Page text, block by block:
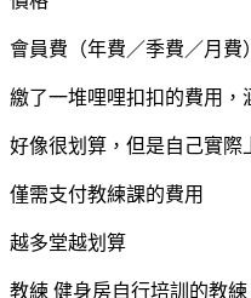
會員費（年費／季費／月費
繳了一堆哩哩扣扣的費用，
好像很划算，但是自己實際
僅需支付教練課的費用
越多堂越划算
教練 健身房自行培訓的教